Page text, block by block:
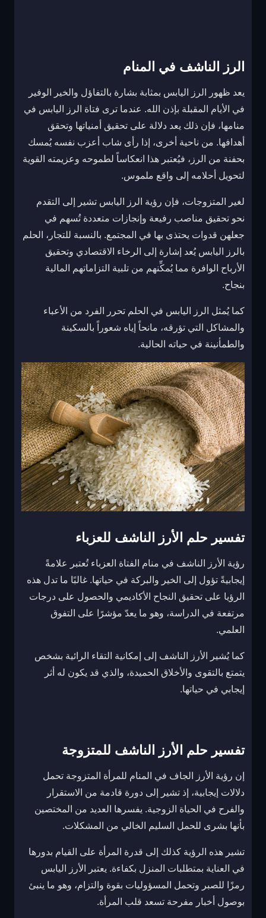
الرز الناشف في المنام
يعد ظهور الرز اليابس بمثابة بشارة بالتفاؤل والخير الوفير
في الأيام المقبلة بإذن الله. عندما ترى فتاة الرز اليابس في
منامها، فإن ذلك يعد دلالة على تحقيق أمنياتها وتحقق
أهدافها. من ناحية أخرى، إذا رأى شاب أعزب نفسه يُمسك
بحفنة من الرز، فيُعتبر هذا انعكاساً لطموحه وعزيمته القوية
لتحويل أحلامه إلى واقع ملموس.
لغير المتزوجات، فإن رؤية الرز اليابس تشير إلى التقدم
نحو تحقيق مناصب رفيعة وإنجازات متعددة تُسهم في
جعلهن قدوات يحتذى بها في المجتمع. بالنسبة للتجار، الحلم
بالرز اليابس يُعد إشارة إلى الرخاء الاقتصادي وتحقيق
الأرباح الوافرة مما يُمكِّنهم من تلبية التزاماتهم المالية
بنجاح.
كما يُمثل الرز اليابس في الحلم تحرر الفرد من الأعباء
والمشاكل التي تؤرقه، مانحاً إياه شعوراً بالسكينة
والطمأنينة في حياته الحالية.
تفسير حلم الأرز الناشف للعزباء
رؤية الأرز الناشف في منام الفتاة العزباء تُعتبر علامةً
إيجابيةً تؤول إلى الخير والبركة في حياتها. غالبًا ما تدل هذه
الرؤيا على تحقيق النجاح الأكاديمي والحصول على درجات
مرتفعة في الدراسة، وهو ما يعدّ مؤشرًا على التفوق
العلمي.
كما يُشير الأرز الناشف إلى إمكانية التقاء الرائية بشخص
يتمتع بالتقوى والأخلاق الحميدة، والذي قد يكون له أثر
إيجابي في حياتها.
تفسير حلم الأرز الناشف للمتزوجة
إن رؤية الأرز الجاف في المنام للمرأة المتزوجة تحمل
دلالات إيجابية، إذ تشير إلى دورة قادمة من الاستقرار
والفرح في الحياة الزوجية. يفسرها العديد من المختصين
بأنها بشرى للحمل السليم الخالي من المشكلات.
تشير هذه الرؤية كذلك إلى قدرة المرأة على القيام بدورها
في العناية بمتطلبات المنزل بكفاءة. يعتبر الأرز اليابس
رمزًا للصبر وتحمل المسؤوليات بقوة والتزام، وهو ما ينبئ
بوصول أخبار مفرحة تسعد قلب المرأة.